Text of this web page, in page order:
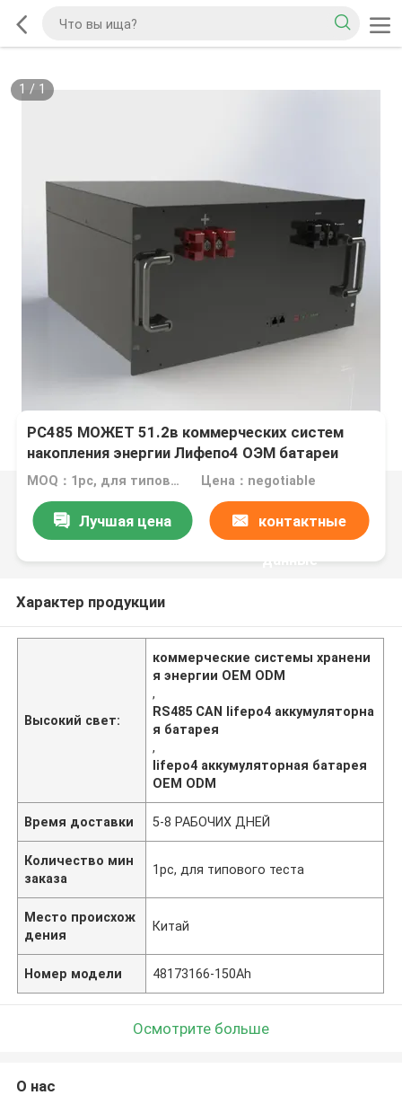
1 / 1
РС485 МОЖЕТ 51.2в коммерческих систем
накопления энергии Лифепо4 ОЭМ батареи
MOQ：1pc, для типового теста Цена：negotiable
Лучшая цена контактные
данные
Характер продукции
Высокий свет:
коммерческие системы хранени
я энергии OEM ODM
,
RS485 CAN lifepo4 аккумуляторна
я батарея
,
lifepo4 аккумуляторная батарея
OEM ODM
Время доставки 5-8 РАБОЧИХ ДНЕЙ
Количество мин
заказа
1pc, для типового теста
Место происхож
дения
Китай
Номер модели 48173166-150Ah
Осмотрите больше
О нас